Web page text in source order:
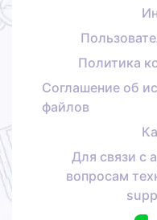
Политика
Соглашение об
файлов
Для связи с
вопросам